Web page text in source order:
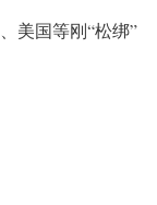
美国等刚“松绑”